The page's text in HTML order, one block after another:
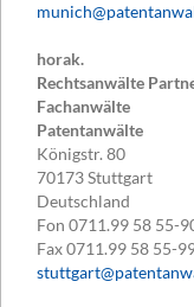
horak.
Rechtsanwälte
Fachanwälte
Patentanwälte
Königstr. 80
70173Stuttgart
Deutschland
Fon 0711.99 58 55-
Fax0711.99 58 55-